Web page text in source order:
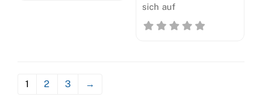
sich auf
1 2 3 →